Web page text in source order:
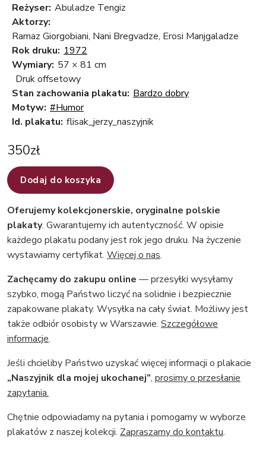
Reżyser: Abuladze Tengiz
Aktorzy:
Ramaz Giorgobiani, Nani Bregvadze, Erosi Manjgaladze
Rok druku: 1972
Wymiary: 57 × 81 cm
Druk offsetowy
Stan zachowania plakatu: Bardzo dobry
Motyw: #Humor
Id. plakatu: flisak_jerzy_naszyjnik
350zł
Dodaj do koszyka
Oferujemy kolekcjonerskie, oryginalne polskie
plakaty. Gwarantujemy ich autentyczność. W opisie
każdego plakatu podany jest rok jego druku. Na życzenie
wystawiamy certyfikat. Więcej o nas.
Zachęcamy do zakupu online — przesyłki wysyłamy
szybko, mogą Państwo liczyć na solidnie i bezpiecznie
zapakowane plakaty. Wysyłka na cały świat. Możliwy jest
także odbiór osobisty w Warszawie. Szczegółowe
informacje.
Jeśli chcieliby Państwo uzyskać więcej informacji o plakacie
„Naszyjnik dla mojej ukochanej”, prosimy o przesłanie
zapytania.
Chętnie odpowiadamy na pytania i pomogamy w wyborze
plakatów z naszej kolekcji. Zapraszamy do kontaktu.